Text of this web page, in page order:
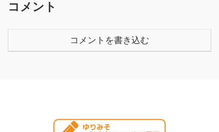
コメント
コメントを書き込む